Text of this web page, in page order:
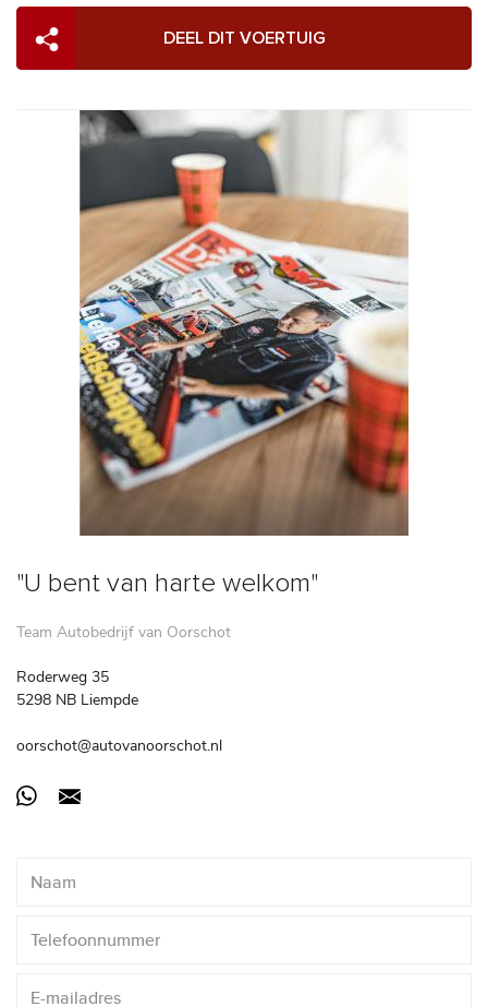
DEEL DIT VOERTUIG
"U bent van harte welkom"
Team Autobedrijf van Oorschot
Roderweg 35
5298 NB Liempde
oorschot@autovanoorschot.nl